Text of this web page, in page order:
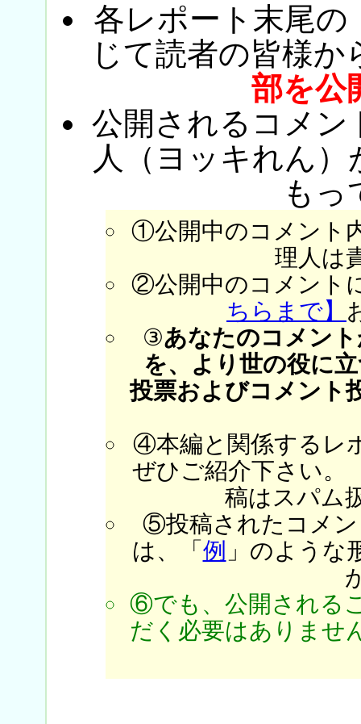
各レポート末尾の
じて読者の皆様か
部を公
公開されるコメン
人（ヨッキれん
もっ
①公開中のコメント
理人は
②公開中のコメント
ちらまで】
③あなたのコメン
を、より世の役に
投票およびコメント
④本編と関係するレ
ぜひご紹介下さい。
稿はスパム
⑤投稿されたコメン
は、「 例 」のような
⑥でも、公開される
だく必要はありませ